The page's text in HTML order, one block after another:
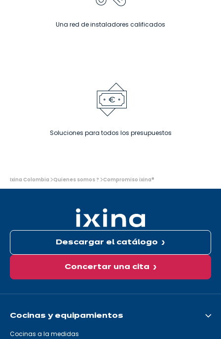
Una red de instaladores calificados
Soluciones para todos los presupuestos
Usted
está
Ixina Colombia Quienes somos ? Compromiso ixina®
Descargar el catálogo
Concertar una cita
Cocinas y equipamientos
Cocinas a la medidas